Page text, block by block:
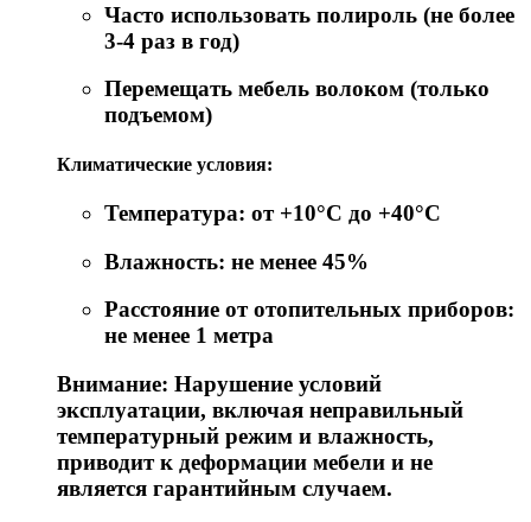
Часто использовать полироль (не более
3-4 раз в год)
Перемещать мебель волоком (только
подъемом)
Климатические условия:
Температура: от +10°C до +40°C
Влажность: не менее 45%
Расстояние от отопительных приборов:
не менее 1 метра
Внимание: Нарушение условий
эксплуатации, включая неправильный
температурный режим и влажность,
приводит к деформации мебели и не
является гарантийным случаем.